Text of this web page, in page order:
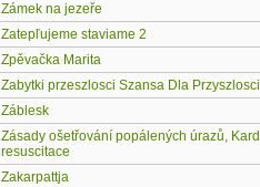
Zámek na jezeře
Zatepľujeme staviame 2
Zpěvačka Marita
Zabytki przeszlosci Szansa Dla Przyszlosci
Záblesk
Zásady ošetřování popálených úrazů,
resuscitace
Zakarpattja